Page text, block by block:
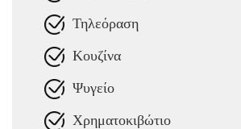
Τηλεόραση
Κουζίνα
Ψυγείο
Χρηματοκιβώτιο